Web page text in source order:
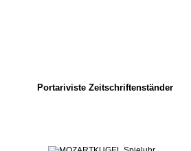
Portariviste Zeitschriftenständer